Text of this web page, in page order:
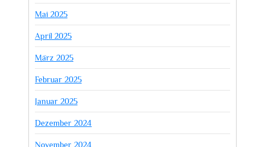
Mai 2025
April 2025
März 2025
Februar 2025
Januar 2025
Dezember 2024
November 2024